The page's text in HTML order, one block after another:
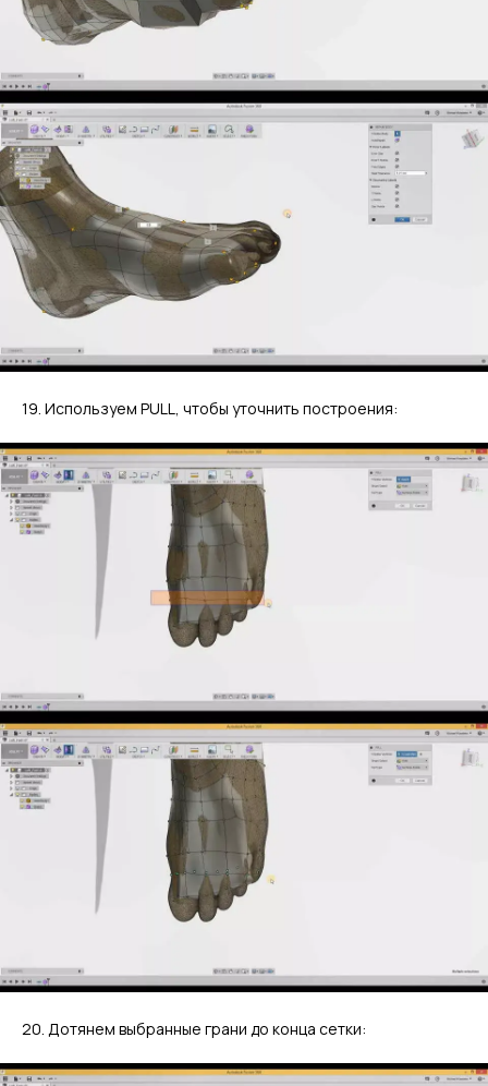
19. Используем PULL, чтобы уточнить построения:
20. Дотянем выбранные грани до конца сетки: